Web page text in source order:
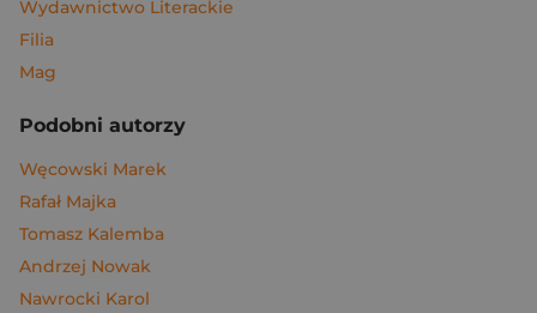
Wydawnictwo Literackie
Filia
Mag
Podobni autorzy
Węcowski Marek
Rafał Majka
Tomasz Kalemba
Andrzej Nowak
Nawrocki Karol